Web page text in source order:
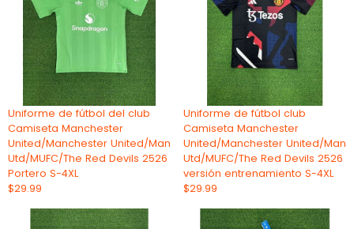
Uniforme de fútbol del club
Camiseta Manchester
United/Manchester United/Man
Utd/MUFC/The Red Devils 2526
Portero S-4XL
$29.99
Uniforme de fútbol club
Camiseta Manchester
United/Manchester United/Man
Utd/MUFC/The Red Devils 2526
versión entrenamiento S-4XL
$29.99